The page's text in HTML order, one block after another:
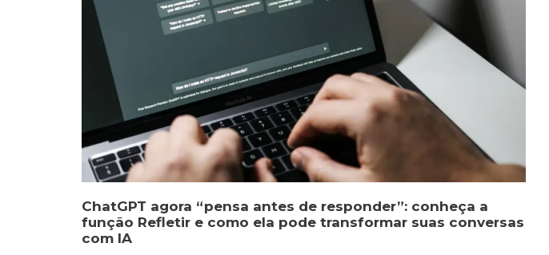
ChatGPT agora “pensa antes de responder”: conheça a
função Refletir e como ela pode transformar suas conversas
com IA